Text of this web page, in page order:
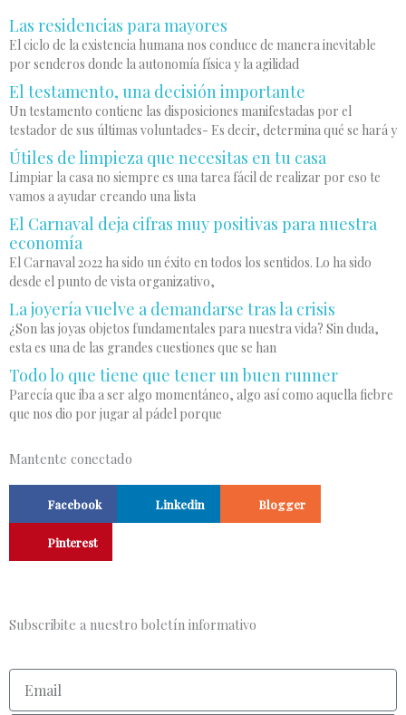
Las residencias para mayores
El ciclo de la existencia humana nos conduce de manera inevitable
por senderos donde la autonomía física y la agilidad
El testamento, una decisión importante
Un testamento contiene las disposiciones manifestadas por el
testador de sus últimas voluntades- Es decir, determina qué se hará y
Útiles de limpieza que necesitas en tu casa
Limpiar la casa no siempre es una tarea fácil de realizar por eso te
vamos a ayudar creando una lista
El Carnaval deja cifras muy positivas para nuestra
economía
El Carnaval 2022 ha sido un éxito en todos los sentidos. Lo ha sido
desde el punto de vista organizativo,
La joyería vuelve a demandarse tras la crisis
¿Son las joyas objetos fundamentales para nuestra vida? Sin duda,
esta es una de las grandes cuestiones que se han
Todo lo que tiene que tener un buen runner
Parecía que iba a ser algo momentáneo, algo así como aquella fiebre
que nos dio por jugar al pádel porque
Mantente conectado
Facebook Linkedin Blogger
Pinterest
Subscribite a nuestro boletín informativo
Email